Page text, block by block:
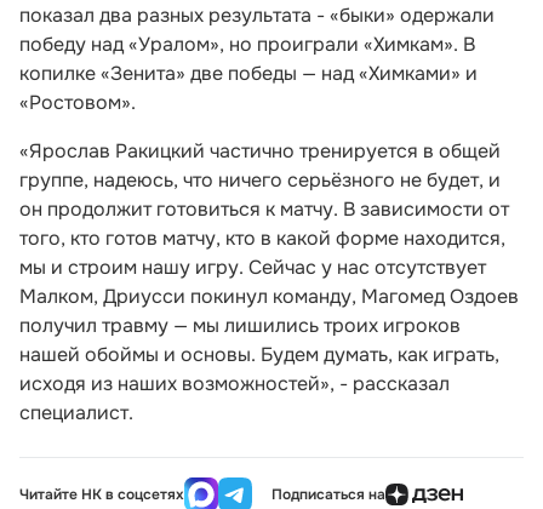
показал два разных результата - «быки» одержали
победу над «Уралом», но проиграли «Химкам». В
копилке «Зенита» две победы — над «Химками» и
«Ростовом».
«Ярослав Ракицкий частично тренируется в общей
группе, надеюсь, что ничего серьёзного не будет, и
он продолжит готовиться к матчу. В зависимости от
того, кто готов матчу, кто в какой форме находится,
мы и строим нашу игру. Сейчас у нас отсутствует
Малком, Дриусси покинул команду, Магомед Оздоев
получил травму — мы лишились троих игроков
нашей обоймы и основы. Будем думать, как играть,
исходя из наших возможностей», - рассказал
специалист.
Читайте НК в соцсетях Подписаться на